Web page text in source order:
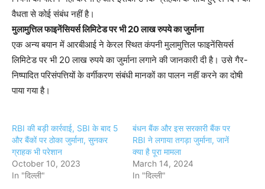
वैधता से कोई संबंध नहीं है।
मुलामुत्तिल फाइनेंसियर्स लिमिटेड पर भी 20 लाख रुपये का जुर्माना
एक अन्य बयान में आरबीआई ने केरल स्थित कंपनी मुलामुत्तिल फाइनेंसियर्स
लिमिटेड पर भी 20 लाख रुपये का जुर्माना लगाने की जानकारी दी है। उसे गैर-
निष्पादित परिसंपत्तियों के वर्गीकरण संबंधी मानकों का पालन नहीं करने का दोषी
पाया गया है।
RBI की बड़ी कार्रवाई, SBI के बाद 5
और बैंकों पर ठोका जुर्माना, सुनकर
ग्राहक भी परेशान
October 10, 2023
In "दिल्ली"
बंधन बैंक और इस सरकारी बैंक पर
RBI ने लगाया तगड़ा जुर्माना, जानें
क्या है पूरा मामला
March 14, 2024
In "दिल्ली"